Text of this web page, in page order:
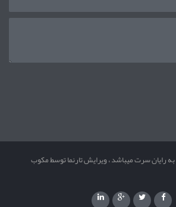
به رایان سرت میباشد ، ویرایش تارنما توسط مکوب